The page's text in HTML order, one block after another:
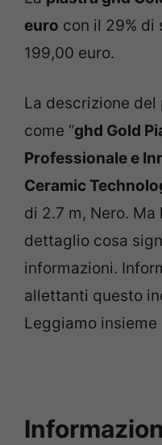
euro con il 29% di
199,00 euro.
La descrizione
come “ghd Gold
Professionale e
Ceramic
di 2.7 m, Nero.
dettaglio cosa
informazioni.
allettanti questo
Leggiamo